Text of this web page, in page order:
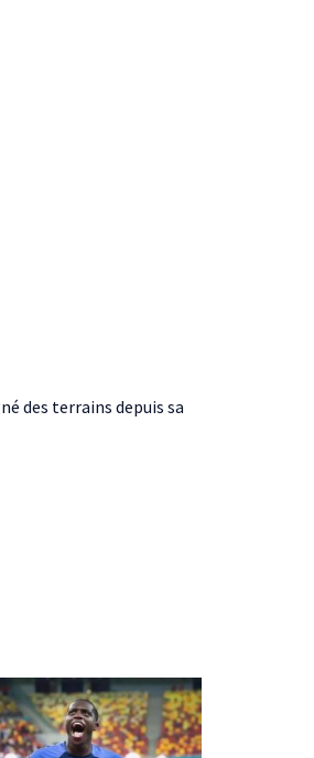
des terrains depuis sa